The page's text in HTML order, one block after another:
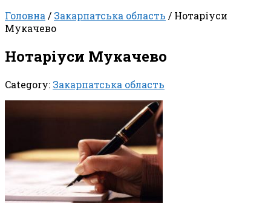
Головна / Закарпатська область / Нотаріуси
Мукачево
Нотаріуси Мукачево
Category: Закарпатська область